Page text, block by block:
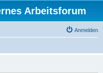
Arbeitsforum
Anmelden